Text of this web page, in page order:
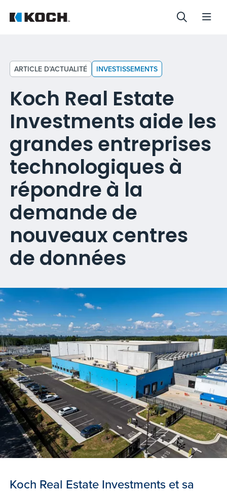
ARTICLE D’ACTUALITÉ INVESTISSEMENTS
Koch Real Estate
Investments aide les
grandes entreprises
technologiques à
répondre à la
demande de
nouveaux centres
de données
Koch Real Estate Investments et sa